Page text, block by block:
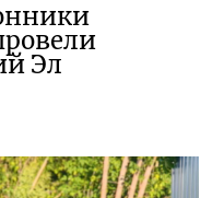
Эл